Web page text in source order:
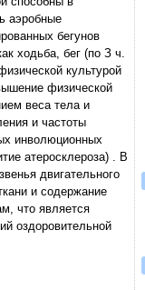
аэробные
бегунов
ходьба, бег (по З ч.
культурой
физической
веса тела и
и частоты
инволюционных
атеросклероза) . В
двигательного
и содержание
что является
оздоровительной